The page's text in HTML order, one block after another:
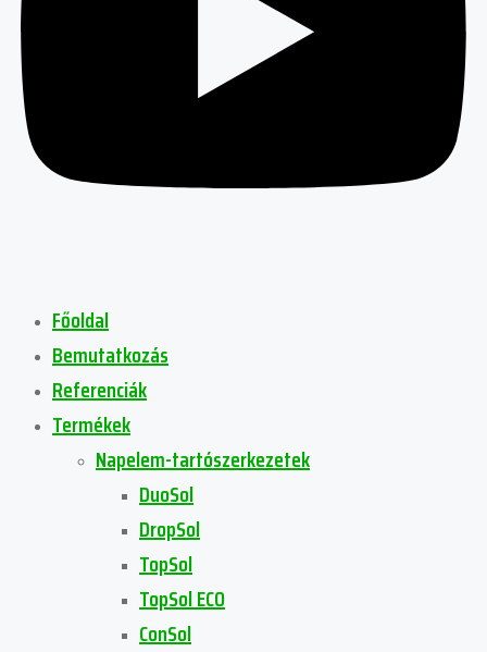
Főoldal
Bemutatkozás
Referenciák
Termékek
Napelem-tartószerkezetek
DuoSol
DropSol
TopSol
TopSol ECO
ConSol